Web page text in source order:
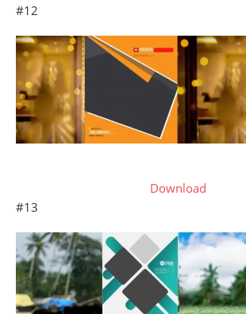
#12
Download
#13